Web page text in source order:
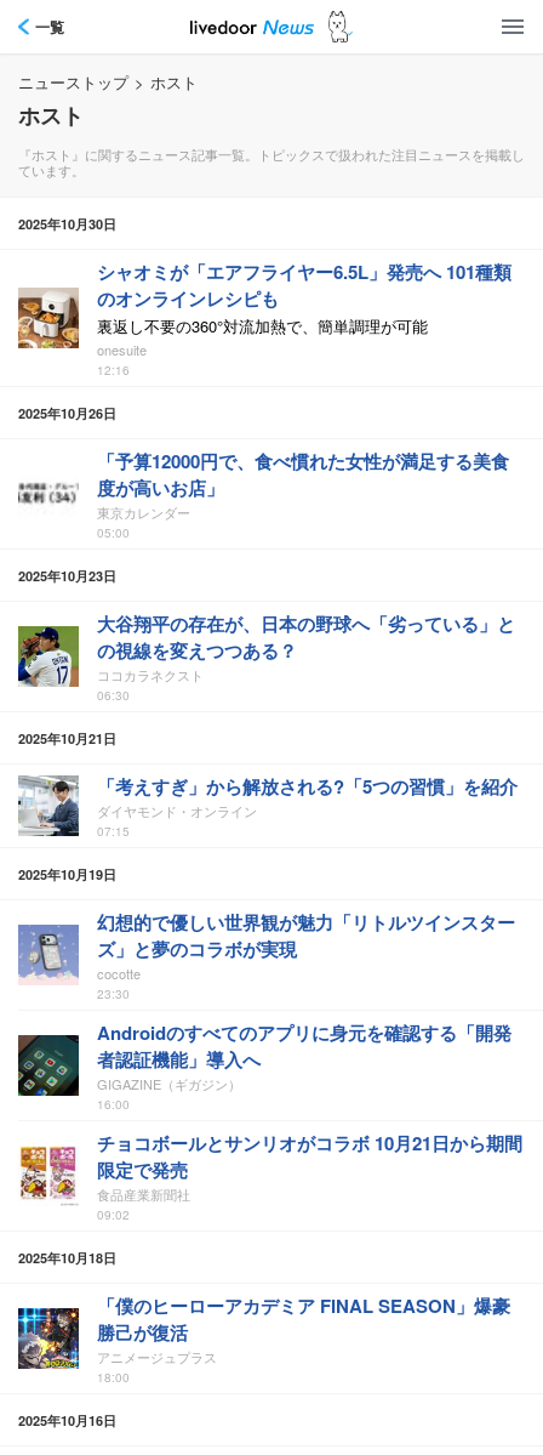
一覧
ニューストップ > ホスト
ホスト
『ホスト』に関するニュース記事一覧。トピックスで扱われた注目ニュースを掲載し
ています。
2025年10月30日
シャオミが「エアフライヤー6.5L」発売へ 101種類
のオンラインレシピも
裏返し不要の360°対流加熱で、簡単調理が可能
onesuite
12:16
2025年10月26日
「予算12000円で、食べ慣れた女性が満足する美食
度が高いお店」
東京カレンダー
05:00
2025年10月23日
大谷翔平の存在が、日本の野球へ「劣っている」と
の視線を変えつつある？
ココカラネクスト
06:30
2025年10月21日
「考えすぎ」から解放される?「5つの習慣」を紹介
ダイヤモンド・オンライン
07:15
2025年10月19日
幻想的で優しい世界観が魅力「リトルツインスター
ズ」と夢のコラボが実現
cocotte
23:30
Androidのすべてのアプリに身元を確認する「開発
者認証機能」導入へ
GIGAZINE（ギガジン）
16:00
チョコボールとサンリオがコラボ 10月21日から期間
限定で発売
食品産業新聞社
09:02
2025年10月18日
「僕のヒーローアカデミア FINAL SEASON」爆豪
勝己が復活
アニメージュプラス
18:00
2025年10月16日